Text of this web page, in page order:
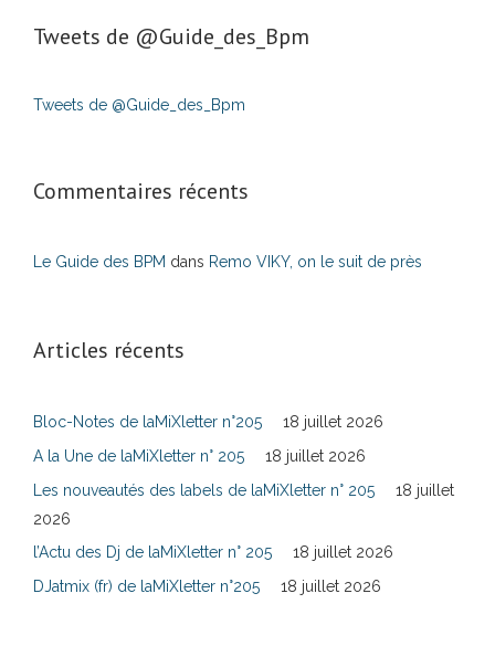
Tweets de ‎@Guide_des_Bpm
Tweets de @Guide_des_Bpm
Commentaires récents
Le Guide des BPM dans Remo VIKY, on le suit de près
Articles récents
Bloc-Notes de laMiXletter n°205
18 juillet 2026
A la Une de laMiXletter n° 205
18 juillet 2026
Les nouveautés des labels de laMiXletter n° 205
18 juillet
2026
l’Actu des Dj de laMiXletter n° 205
18 juillet 2026
DJatmix (fr) de laMiXletter n°205
18 juillet 2026